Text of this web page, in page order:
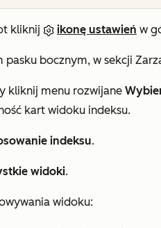
kliknij ikonę ustawień w
pasku bocznym, w sekcji
kliknij menu rozwijane
kart widoku indeksu.
indeksu.
widoki.
widoku: